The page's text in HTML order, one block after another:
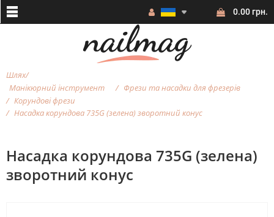
0.00 грн.
Шлях
Манікюрний інструмент
Фрези та насадки для фрезерiв
Корундові фрези
Насадка корундова 735G (зелена) зворотний конус
Насадка корундова 735G (зелена)
зворотний конус